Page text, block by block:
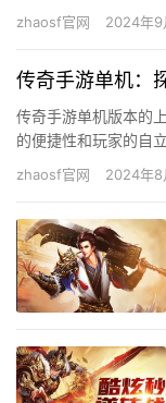
息。要找到一个靠得
工作，…
zhaosf官网 2024年9
传奇手游单机：
传奇手游单机版本的
的便捷性和玩家的自
可以在任什么时候间
zhaosf官网 2024年8